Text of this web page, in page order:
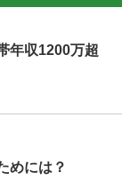
年収1200万超
めには？